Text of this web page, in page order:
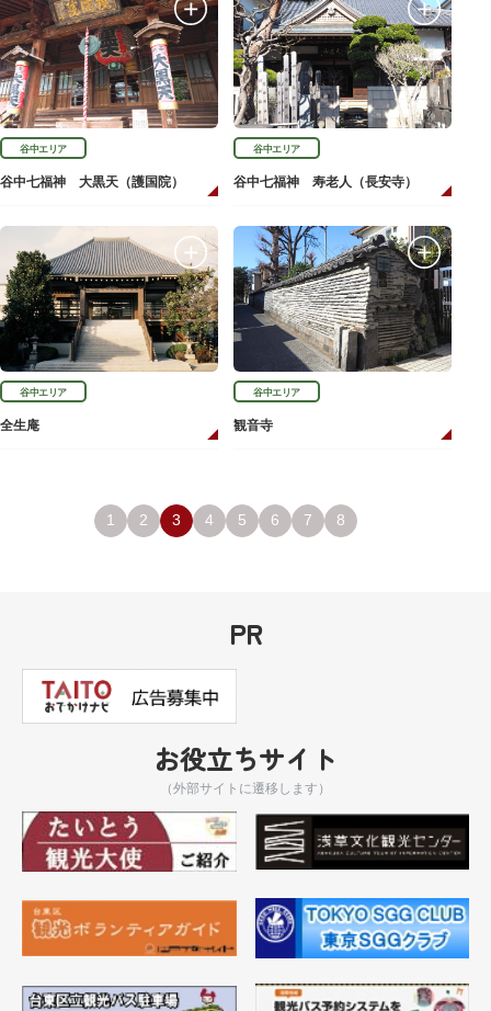
谷中エリア
谷中七福神 大黒天（護国院）
谷中エリア
谷中七福神 寿老人（長安寺）
谷中エリア
全生庵
谷中エリア
観音寺
1 2 3 4 5 6 7 8
PR
お役立ちサイト
（外部サイトに遷移します）